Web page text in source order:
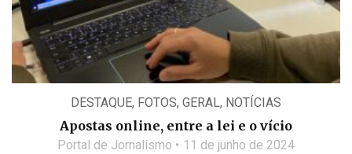
DESTAQUE, FOTOS, GERAL, NOTÍCIAS
Apostas online, entre a lei e o vício
Portal de Jornalismo 11 de junho de 2024